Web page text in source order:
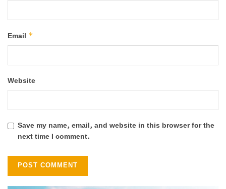
Email *
Website
Save my name, email, and website in this browser for the
next time I comment.